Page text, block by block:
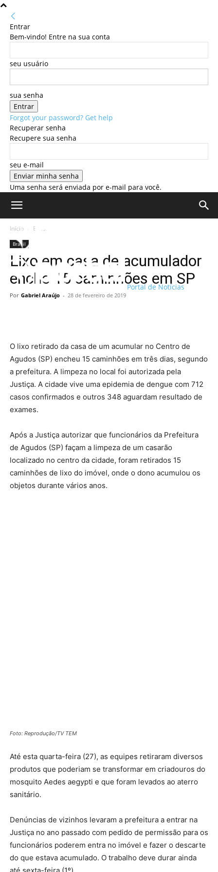
Entrar
Bem-vindo! Entre na sua conta
seu usuário
sua senha
Forgot your password? Get help
Recuperar senha
Recupere sua senha
seu e-mail
Uma senha será enviada por e-mail para você.
Portal de Notícias
Início Brasil
Brasil
Lixo em casa de acumulador
enche 15 caminhões em SP
Por Gabriel Araújo - 28 de fevereiro de 2019
O lixo retirado da casa de um acumular no Centro de
Agudos (SP) encheu 15 caminhões em três dias, segundo
a prefeitura. A limpeza no local foi autorizada pela
Justiça. A cidade vive uma epidemia de dengue com 712
casos confirmados e outros 348 aguardam resultado de
exames.
Após a Justiça autorizar que funcionários da Prefeitura
de Agudos (SP) façam a limpeza de um casarão
localizado no centro da cidade, foram retirados 15
caminhões de lixo do imóvel, onde o dono acumulou os
objetos durante vários anos.
Foto: Reprodução/TV TEM
Até esta quarta-feira (27), as equipes retiraram diversos
produtos que poderiam se transformar em criadouros do
mosquito Aedes aegypti e que foram levados ao aterro
sanitário.
Denúncias de vizinhos levaram a prefeitura a entrar na
Justiça no ano passado com pedido de permissão para os
funcionários poderem entra no imóvel e fazer o descarte
do que estava acumulado. O trabalho deve durar ainda